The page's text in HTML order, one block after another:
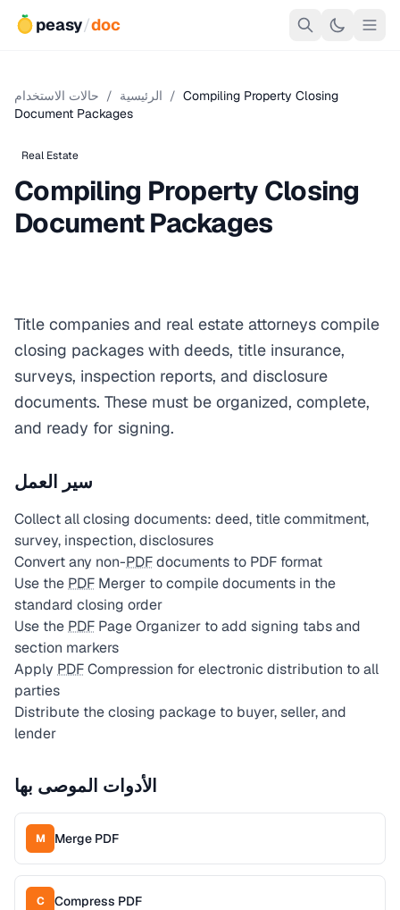
peasy/doc
الرئيسية / حالات الاستخدام / Compiling Property Closing
Document Packages
Real Estate
Compiling Property Closing
Document Packages
Title companies and real estate attorneys compile
closing packages with deeds, title insurance,
surveys, inspection reports, and disclosure
documents. These must be organized, complete,
and ready for signing.
سير العمل
Collect all closing documents: deed, title commitment,
survey, inspection, disclosures
Convert any non-PDFdocuments to PDF format
Use the PDF Merger to compile documents in the
standard closing order
Use the PDF Page Organizer to add signing tabs and
section markers
Apply PDFCompression for electronic distribution to all
parties
Distribute the closing package to buyer, seller, and
lender
الأدوات الموصى بها
M Merge PDF
C Compress PDF